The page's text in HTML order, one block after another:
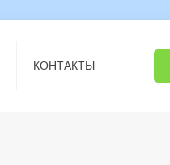
КОНТАКТЫ